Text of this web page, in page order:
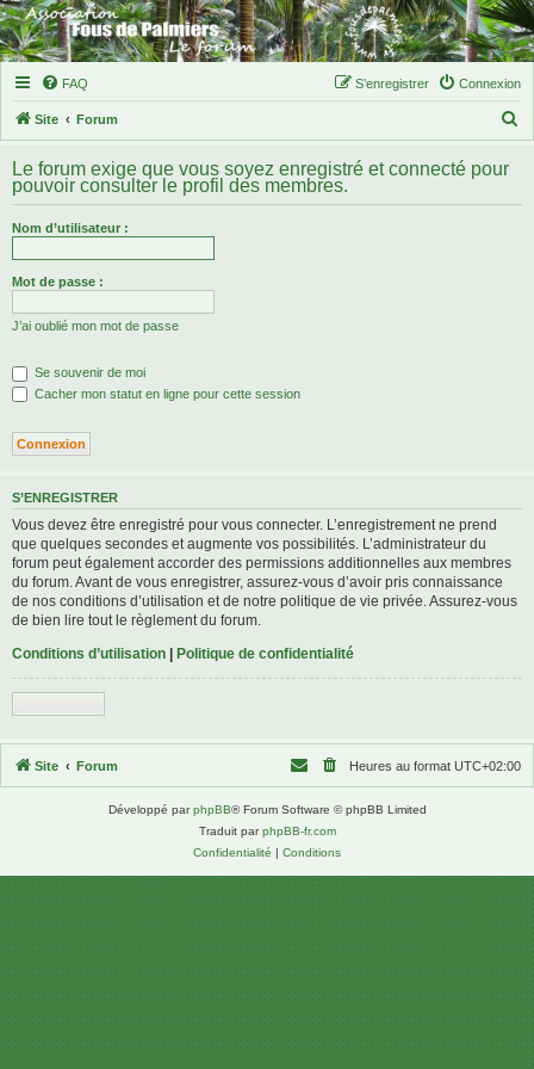
FAQ Connexion
S’enregistrer
Site Forum
h
Le forum exige que vous soyez enregistré et connecté pour
pouvoir consulter le profil des membres.
Nom d’utilisateur :
Mot de passe :
J’ai oublié mon mot de passe
Se souvenir de moi
Cacher mon statut en ligne pour cette session
S’ENREGISTRER
Vous devez être enregistré pour vous connecter. L’enregistrement ne prend
que quelques secondes et augmente vos possibilités. L’administrateur du
forum peut également accorder des permissions additionnelles aux membres
du forum. Avant de vous enregistrer, assurez-vous d’avoir pris connaissance
de nos conditions d’utilisation et de notre politique de vie privée. Assurez-vous
de bien lire tout le règlement du forum.
Conditions d’utilisation | Politique de confidentialité
Site Forum Heures au format UTC+02:00
Développé parphpBB® Forum Software © phpBB Limited
Traduit parphpBB-fr.com
Confidentialité | Conditions